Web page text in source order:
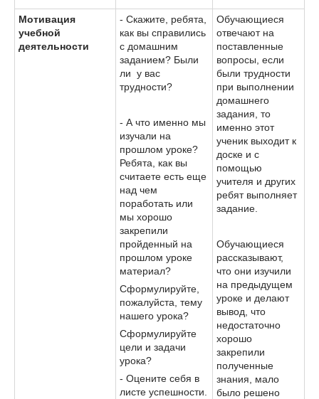
Мотивация
учебной
деятельности
- Скажите, ребята,
как вы справились
с домашним
заданием? Были
ли у вас
трудности?
- А что именно мы
изучали на
прошлом уроке?
Ребята, как вы
считаете есть еще
над чем
поработать или
мы хорошо
закрепили
пройденный на
прошлом уроке
материал?
Сформулируйте,
пожалуйста, тему
нашего урока?
Сформулируйте
цели и задачи
урока?
- Оцените себя в
листе успешности.
Обучающиеся
отвечают на
поставленные
вопросы, если
были трудности
при выполнении
домашнего
задания, то
именно этот
ученик выходит к
доске и с
помощью
учителя и других
ребят выполняет
задание.
Обучающиеся
рассказывают,
что они изучили
на предыдущем
уроке и делают
вывод, что
недостаточно
хорошо
закрепили
полученные
знания, мало
было решено